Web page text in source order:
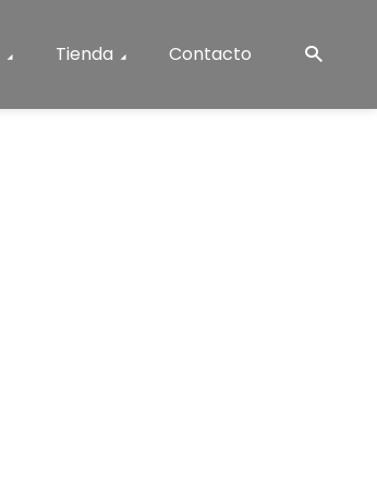
Tienda Contacto